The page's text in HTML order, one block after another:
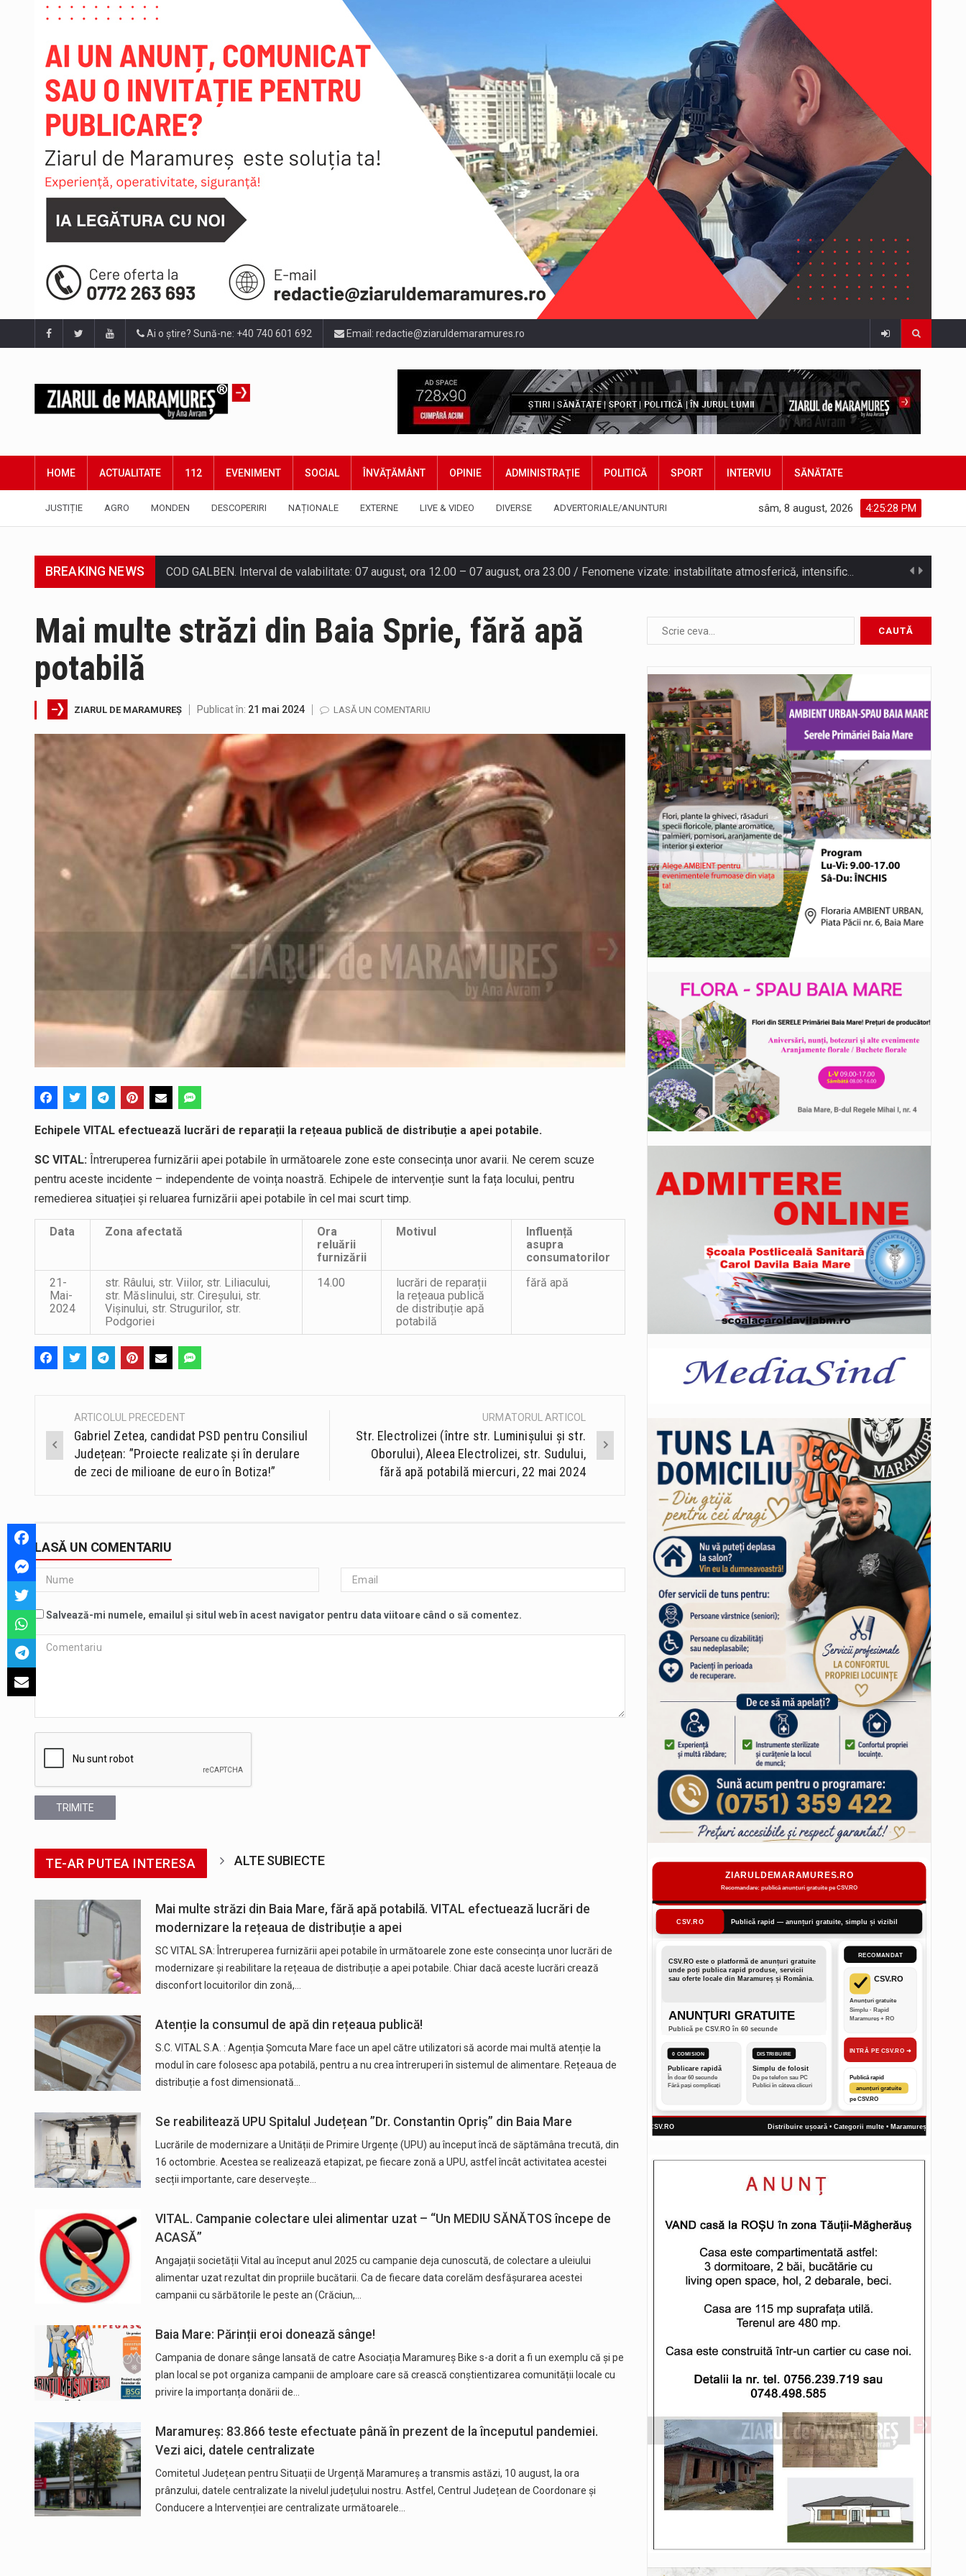
Ai o știre? Sună-ne: +40 740 601 692 Email: redactie@ziaruldemaramures.ro
HOME ACTUALITATE 112 EVENIMENT SOCIAL ÎNVĂȚĂMÂNT OPINIE ADMINISTRAȚIE POLITICĂ SPORT INTERVIU SĂNĂTATE
JUSTIȚIE AGRO MONDEN DESCOPERIRI NAȚIONALE EXTERNE LIVE & VIDEO DIVERSE ADVERTORIALE/ANUNTURI 4:25:31 PM
sâm, 8 august, 2026
BREAKING NEWS
Proiectul de lege privind Strategia națională pentru conservarea biodiversității a fost din nou dezbătut ieri și în final adoptat de…
Biroul Parlamentar al Senatorului Cristian-Augustin Niculescu-Țâgârlaș a organizat dezbaterea publică cu tema „Noile reguli pentru construcții și prosumatori” având ca…
Noile statii de călători, achizitionate la preț de garsonieră per bucată, dezamăgesc total cetățenii care folosesc mijloacele de transport în…
Municipiul Baia Mare, prin Serviciul Public Comunitar Local de Evidență a Persoanelor - Serviciul Evidența Persoanelor, îi informează pe cetățenii…
Tot mai multi băimăreni semnalează prezența cersetorilor de etnie romă pe raza municipiului. Orasul este la propriu impânzit de ei…
Fostul deputat si primar Cătălin Cherecheș a fost invitat la Horia Nasra Show unde a sustinut o dezbatere pe teme…
Liceul Ucrainean „Taras Șevcenko” din Sighetu Marmației, singurul liceu din România cu predare în limba ucraineană, are potențialul de a-și…
Mai multe străzi din Baia Sprie, fără apă
potabilă
ZIARUL DE MARAMUREȘ Publicat în: 21 mai 2024 LASĂ UN COMENTARIU
Echipele VITAL efectuează lucrări de reparații la rețeaua publică de distribuție a apei potabile.
SC VITAL: Întreruperea furnizării apei potabile în următoarele zone este consecința unor avarii. Ne cerem scuze
pentru aceste incidente – independente de voința noastră. Echipele de intervenție sunt la fața locului, pentru
remedierea situației și reluarea furnizării apei potabile în cel mai scurt timp.
Data Zona afectată
Ora
reluării
furnizării
Motivul
Influență
asupra
consumatorilor
21-
Mai-
2024
str. Râului, str. Viilor, str. Liliacului,
str. Măslinului, str. Cireșului, str.
Vișinului, str. Strugurilor, str.
Podgoriei
14.00
lucrări de reparații
la rețeaua publică
de distribuție apă
potabilă
fără apă
Post
navigation
ARTICOLUL PRECEDENT
Gabriel Zetea, candidat PSD pentru Consiliul
Județean: ”Proiecte realizate și în derulare
de zeci de milioane de euro în Botiza!”
URMATORUL ARTICOL
Str. Electrolizei (între str. Luminișului și str.
Oborului), Aleea Electrolizei, str. Sudului,
fără apă potabilă miercuri, 22 mai 2024
LASĂ UN COMENTARIU
Salvează-mi numele, emailul și situl web în acest navigator pentru data viitoare când o să comentez.
TRIMITE
TE-AR PUTEA INTERESA ALTE SUBIECTE
Mai multe străzi din Baia Mare, fără apă potabilă. VITAL efectuează lucrări de
modernizare la rețeaua de distribuție a apei
SC VITAL SA: Întreruperea furnizării apei potabile în următoarele zone este consecința unor lucrări de
modernizare și reabilitare la rețeaua de distribuție a apei potabile. Chiar dacă aceste lucrări crează
disconfort locuitorilor din zonă,…
Atenție la consumul de apă din rețeaua publică!
S.C. VITAL S.A. : Agenția Șomcuta Mare face un apel către utilizatori să acorde mai multă atenție la
modul în care folosesc apa potabilă, pentru a nu crea întreruperi în sistemul de alimentare. Rețeaua de
distribuție a fost dimensionată…
Se reabilitează UPU Spitalul Județean ”Dr. Constantin Opriș” din Baia Mare
Lucrările de modernizare a Unității de Primire Urgențe (UPU) au început încă de săptămâna trecută, din
16 octombrie. Acestea se realizează etapizat, pe fiecare zonă a UPU, astfel încât activitatea acestei
secții importante, care deservește…
VITAL. Campanie colectare ulei alimentar uzat – “Un MEDIU SĂNĂTOS începe de
ACASĂ”
Angajații societății Vital au început anul 2025 cu campanie deja cunoscută, de colectare a uleiului
alimentar uzat rezultat din propriile bucătarii. Ca de fiecare data corelăm desfășurarea acestei
campanii cu sărbătorile le peste an (Crăciun,…
Baia Mare: Părinții eroi donează sânge!
Campania de donare sânge lansată de catre Asociația Maramureș Bike s-a dorit a fi un exemplu că și pe
plan local se pot organiza campanii de amploare care să crească conștientizarea comunității locale cu
privire la importanța donării de…
Maramureș: 83.866 teste efectuate până în prezent de la începutul pandemiei.
Vezi aici, datele centralizate
Comitetul Județean pentru Situații de Urgență Maramureș a transmis astăzi, 10 august, la ora
prânzului, datele centralizate la nivelul județului nostru. Astfel, Centrul Județean de Coordonare și
Conducere a Intervenției are centralizate următoarele…